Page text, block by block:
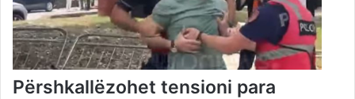
Përshkallëzohet tensioni para